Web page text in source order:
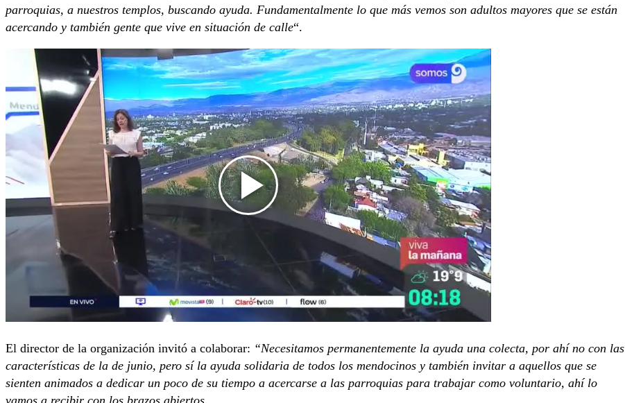
parroquias, a nuestros templos, buscando ayuda. Fundamentalmente lo que más vemos son adultos mayores que se están
acercando y también gente que vive en situación de calle“.
El director de la organización invitó a colaborar: “Necesitamos permanentemente la ayuda una colecta, por ahí no con las
características de la de junio, pero sí la ayuda solidaria de todos los mendocinos y también invitar a aquellos que se
sienten animados a dedicar un poco de su tiempo a acercarse a las parroquias para trabajar como voluntario, ahí lo
vamos a recibir con los brazos abiertos.